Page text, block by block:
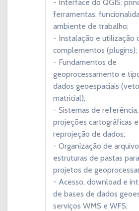
- Interface do QGIS:
ferramentas,
ambiente de trabalho;
- Instalação e utilização
complementos (plugins);
- Fundamentos de
geoprocessamento e
dados geoespaciais
matricial);
- Sistemas de referência,
projeções cartográficas e
reprojeção de dados;
- Organização de
estruturas de pastas para
projetos de
- Acesso, download e
de bases de dados
serviços WMS e WFS;